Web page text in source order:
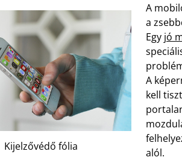
Kijelzővédő fólia
A
a
Egy jó
A
kell
alól.